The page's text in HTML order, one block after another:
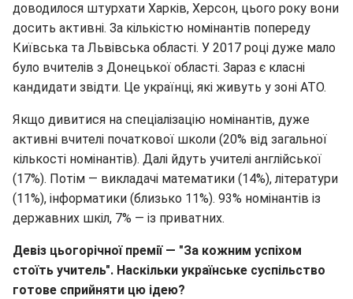
доводилося штурхати Харків, Херсон, цього року вони
досить активні. За кількістю номінантів попереду
Київська та Львівська області. У 2017 році дуже мало
було вчителів з Донецької області. Зараз є класні
кандидати звідти. Це українці, які живуть у зоні АТО.
Якщо дивитися на спеціалізацію номінантів, дуже
активні вчителі початкової школи (20% від загальної
кількості номінантів). Далі йдуть учителі англійської
(17%). Потім — викладачі математики (14%), літератури
(11%), інформатики (близько 11%). 93% номінантів із
державних шкіл, 7% — із приватних.
Девіз цьогорічної премії — "За кожним успіхом
стоїть учитель". Наскільки українське суспільство
готове сприйняти цю ідею?